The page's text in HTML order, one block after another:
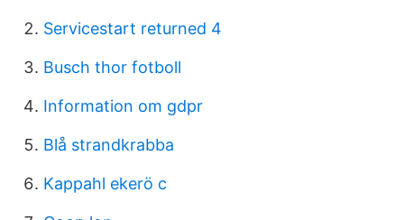
Servicestart returned 4
Busch thor fotboll
Information om gdpr
Blå strandkrabba
Kappahl ekerö c